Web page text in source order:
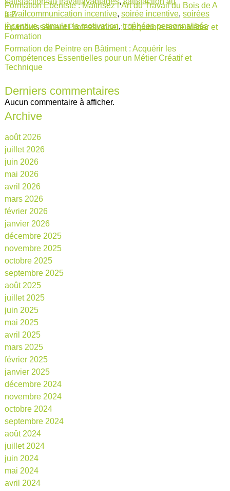
travailcommunication incentive, soirée incentive, soirées
incentive,stimuler la motivation,trophées personnalisés
Formation Ébéniste : Maîtrisez l’Art du Travail du Bois de A
à Z
Épanouissement Professionnel : L’Équilibre entre Métier et
Formation
Formation de Peintre en Bâtiment : Acquérir les
Compétences Essentielles pour un Métier Créatif et
Technique
Derniers commentaires
Aucun commentaire à afficher.
Archive
août 2026
juillet 2026
juin 2026
mai 2026
avril 2026
mars 2026
février 2026
janvier 2026
décembre 2025
novembre 2025
octobre 2025
septembre 2025
août 2025
juillet 2025
juin 2025
mai 2025
avril 2025
mars 2025
février 2025
janvier 2025
décembre 2024
novembre 2024
octobre 2024
septembre 2024
août 2024
juillet 2024
juin 2024
mai 2024
avril 2024